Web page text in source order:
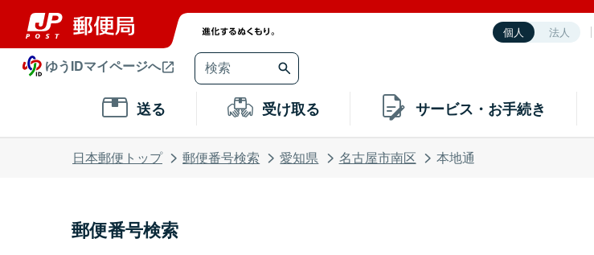
個人 法人
ゆうIDマイページへ
送る 受け取る サービス・お手続き
日本郵便トップ 郵便番号検索 愛知県 名古屋市南区 本地通
郵便番号検索